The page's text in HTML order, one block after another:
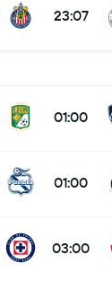
23:07
01:00
01:00
03:00